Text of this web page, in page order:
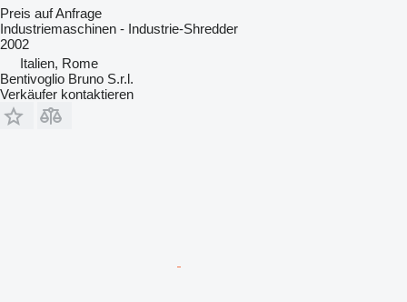
Preis auf Anfrage
Industriemaschinen - Industrie-Shredder
2002
Italien, Rome
Bentivoglio Bruno S.r.l.
Verkäufer kontaktieren